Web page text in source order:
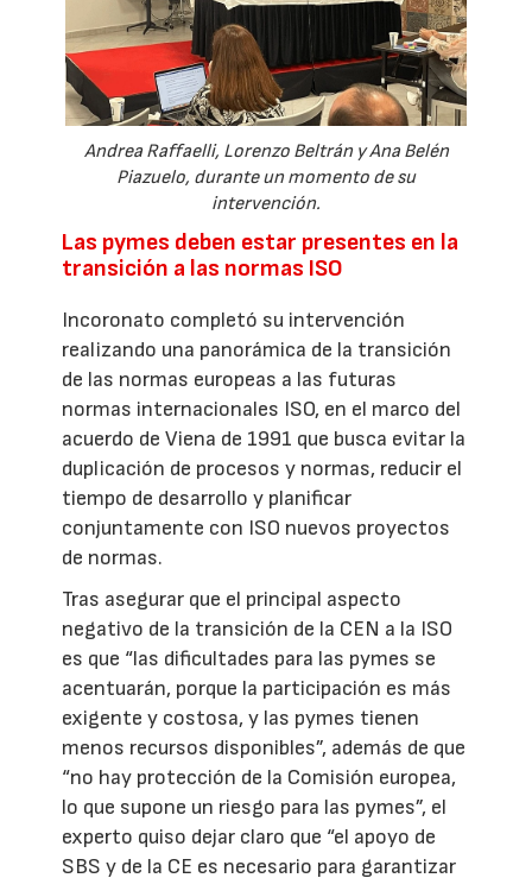
Andrea Raffaelli, Lorenzo Beltrán y Ana Belén
Piazuelo, durante un momento de su
intervención.
Las pymes deben estar presentes en la
transición a las normas ISO
Incoronato completó su intervención
realizando una panorámica de la transición
de las normas europeas a las futuras
normas internacionales ISO, en el marco del
acuerdo de Viena de 1991 que busca evitar la
duplicación de procesos y normas, reducir el
tiempo de desarrollo y planificar
conjuntamente con ISO nuevos proyectos
de normas.
Tras asegurar que el principal aspecto
negativo de la transición de la CEN a la ISO
es que “las dificultades para las pymes se
acentuarán, porque la participación es más
exigente y costosa, y las pymes tienen
menos recursos disponibles”, además de que
“no hay protección de la Comisión europea,
lo que supone un riesgo para las pymes”, el
experto quiso dejar claro que “el apoyo de
SBS y de la CE es necesario para garantizar